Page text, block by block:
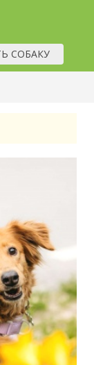
СОБАКУ